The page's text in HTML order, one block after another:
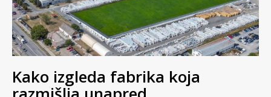
Kako izgleda fabrika koja